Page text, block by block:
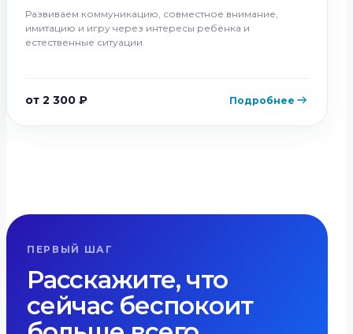
Развиваем коммуникацию, совместное внимание,
имитацию и игру через интересы ребёнка и
естественные ситуации.
от 2 300 ₽ Подробнее
ПЕРВЫЙ ШАГ
Расскажите, что
сейчас беспокоит